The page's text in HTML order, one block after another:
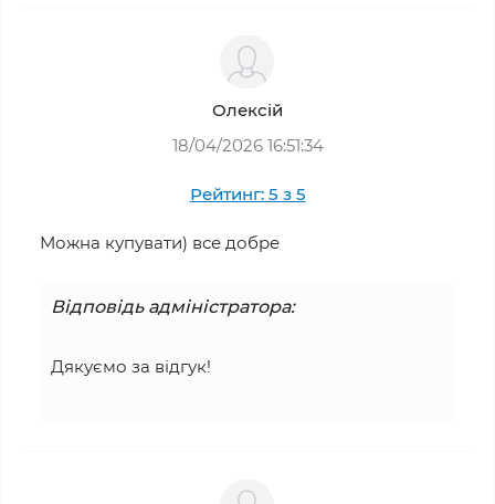
Олексій
18/04/2026 16:51:34
Рейтинг: 5 з 5
Можна купувати) все добре
Відповідь адміністратора:
Дякуємо за відгук!